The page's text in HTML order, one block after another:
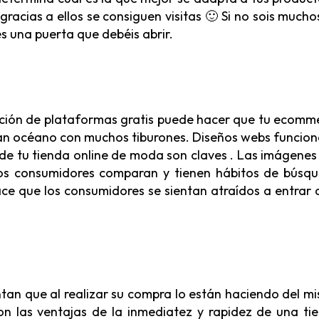
a ellos se consiguen visitas 🙂 Si no sois
una puerta que debéis abrir.
de plataformas gratis puede hacer que tu
océano con muchos tiburones. Diseños webs
tu tienda online de moda son claves . Las
consumidores comparan y tienen hábitos de
que los consumidores se sientan atraídos a entrar
que al realizar su compra lo están haciendo del
las ventajas de la inmediatez y rapidez de una